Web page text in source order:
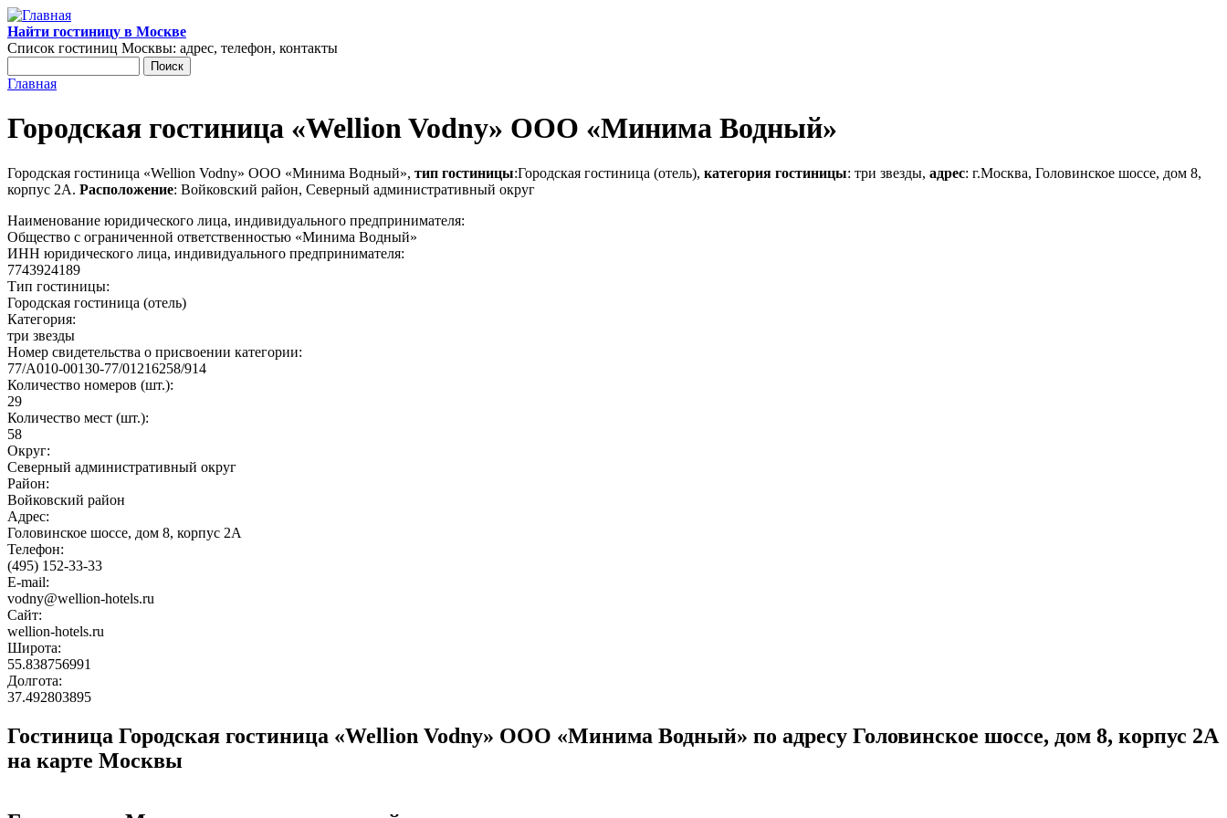
Перейти к основному содержанию
Найти гостиницу в Москве
Список гостиниц Москвы: адрес, телефон, контакты
Форма поиска
Главная
Городская гостиница «Wellion Vodny» ООО «Минима Водный»
Городская гостиница «Wellion Vodny» ООО «Минима Водный», тип гостиницы:Городская гостиница (отель), категория гостиницы: три звезды, адрес: г.Москва, Головинское шоссе, дом 8,
корпус 2А. Расположение: Войковский район, Северный административный округ
Наименование юридического лица, индивидуального предпринимателя:
Общество с ограниченной ответственностью «Минима Водный»
ИНН юридического лица, индивидуального предпринимателя:
7743924189
Тип гостиницы:
Городская гостиница (отель)
Категория:
три звезды
Номер свидетельства о присвоении категории:
77/А010-00130-77/01216258/914
Количество номеров (шт.):
29
Количество мест (шт.):
58
Округ:
Северный административный округ
Район:
Войковский район
Адрес:
Головинское шоссе, дом 8, корпус 2А
Телефон:
(495) 152-33-33
E-mail:
vodny@wellion-hotels.ru
Сайт:
wellion-hotels.ru
Широта:
55.838756991
Долгота:
37.492803895
Гостиница Городская гостиница «Wellion Vodny» ООО «Минима Водный» по адресу Головинское шоссе, дом 8, корпус 2А
на карте Москвы